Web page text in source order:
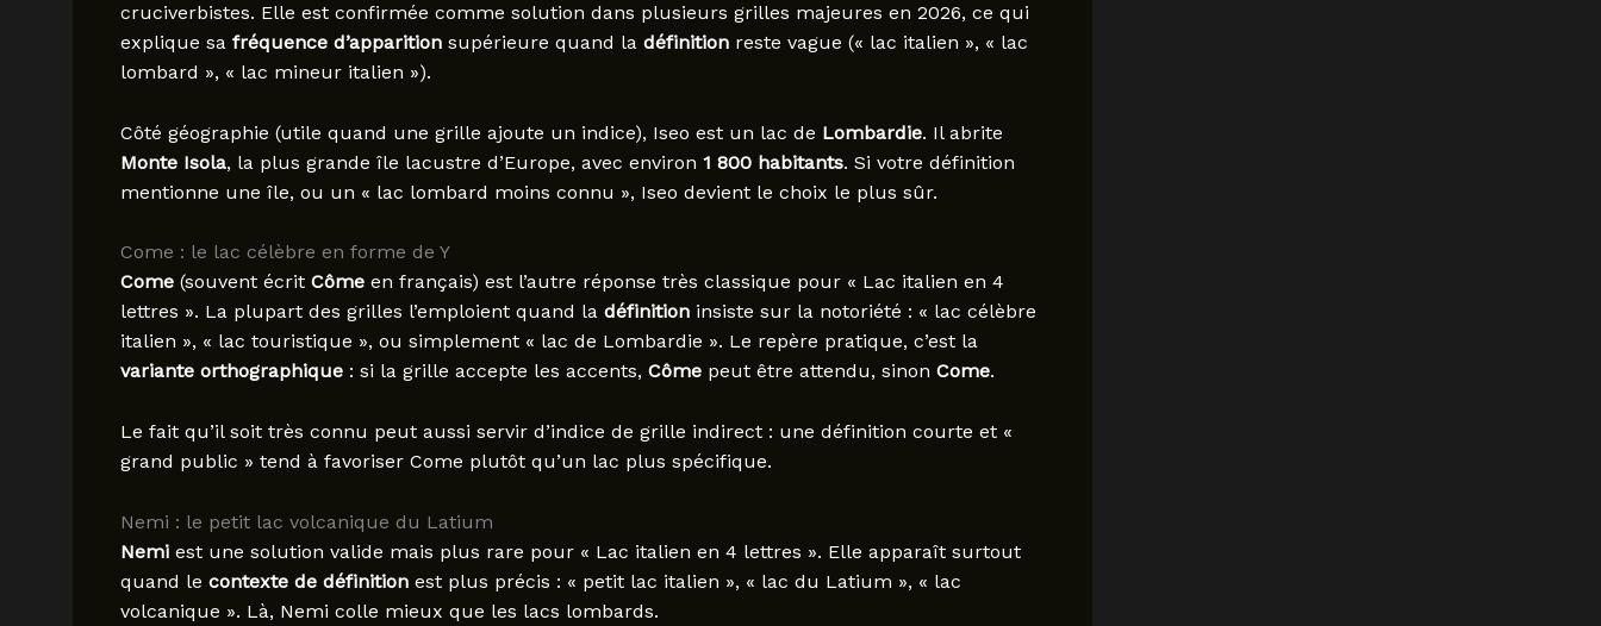
cruciverbistes. Elle est confirmée comme solution dans plusieurs grilles majeures en 2026, ce qui
explique sa fréquence d’apparitionsupérieure quand la définitionreste vague (« lac italien », « lac
lombard », « lac mineur italien »).
Côté géographie (utile quand une grille ajoute un indice), Iseo est un lac de Lombardie. Il abrite
Monte Isola, la plus grande île lacustre d’Europe, avec environ 1 800 habitants. Si votre définition
mentionne une île, ou un « lac lombard moins connu », Iseo devient le choix le plus sûr.
Come : le lac célèbre en forme de Y
Come(souvent écrit Cômeen français) est l’autre réponse très classique pour « Lac italien en 4
lettres ». La plupart des grilles l’emploient quand la définitioninsiste sur la notoriété : « lac célèbre
italien », « lac touristique », ou simplement « lac de Lombardie ». Le repère pratique, c’est la
variante orthographique: si la grille accepte les accents, Cômepeut être attendu, sinon Come.
Le fait qu’il soit très connu peut aussi servir d’indice de grille indirect : une définition courte et «
grand public » tend à favoriser Come plutôt qu’un lac plus spécifique.
Nemi : le petit lac volcanique du Latium
Nemiest une solution valide mais plus rare pour « Lac italien en 4 lettres ». Elle apparaît surtout
quand le contexte de définitionest plus précis : « petit lac italien », « lac du Latium », « lac
volcanique ». Là, Nemi colle mieux que les lacs lombards.